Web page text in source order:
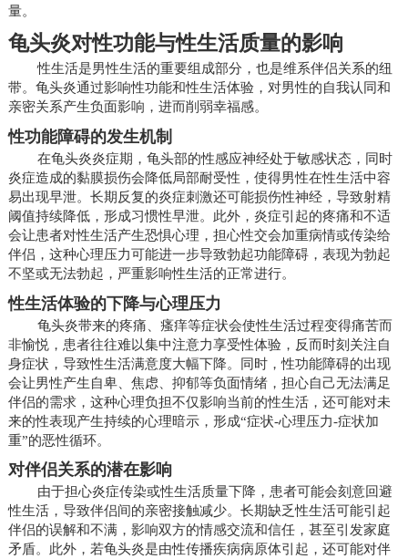
量。
龟头炎对性功能与性生活质量的影响
性生活是男性生活的重要组成部分，也是维系伴侣关系的纽
带。龟头炎通过影响性功能和性生活体验，对男性的自我认同和
亲密关系产生负面影响，进而削弱幸福感。
性功能障碍的发生机制
在龟头炎炎症期，龟头部的性感应神经处于敏感状态，同时
炎症造成的黏膜损伤会降低局部耐受性，使得男性在性生活中容
易出现早泄。长期反复的炎症刺激还可能损伤性神经，导致射精
阈值持续降低，形成习惯性早泄。此外，炎症引起的疼痛和不适
会让患者对性生活产生恐惧心理，担心性交会加重病情或传染给
伴侣，这种心理压力可能进一步导致勃起功能障碍，表现为勃起
不坚或无法勃起，严重影响性生活的正常进行。
性生活体验的下降与心理压力
龟头炎带来的疼痛、瘙痒等症状会使性生活过程变得痛苦而
非愉悦，患者往往难以集中注意力享受性体验，反而时刻关注自
身症状，导致性生活满意度大幅下降。同时，性功能障碍的出现
会让男性产生自卑、焦虑、抑郁等负面情绪，担心自己无法满足
伴侣的需求，这种心理负担不仅影响当前的性生活，还可能对未
来的性表现产生持续的心理暗示，形成“症状-心理压力-症状加
重”的恶性循环。
对伴侣关系的潜在影响
由于担心炎症传染或性生活质量下降，患者可能会刻意回避
性生活，导致伴侣间的亲密接触减少。长期缺乏性生活可能引起
伴侣的误解和不满，影响双方的情感交流和信任，甚至引发家庭
矛盾。此外，若龟头炎是由性传播疾病病原体引起，还可能对伴